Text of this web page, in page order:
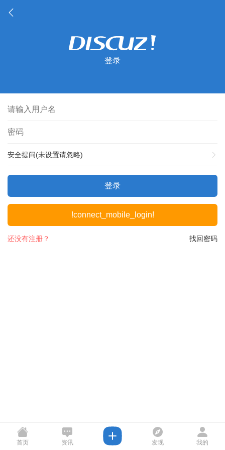
登录
安全提问(未设置请忽略)
登录
!connect_mobile_login!
找回密码
还没有注册？
首页 资讯 发现 我的